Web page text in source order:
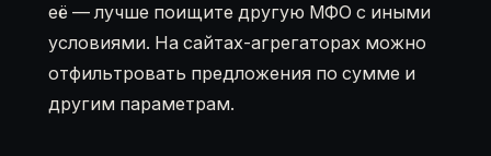
её — лучше поищите другую МФО с иными
условиями. На сайтах-агрегаторах можно
отфильтровать предложения по сумме и
другим параметрам.